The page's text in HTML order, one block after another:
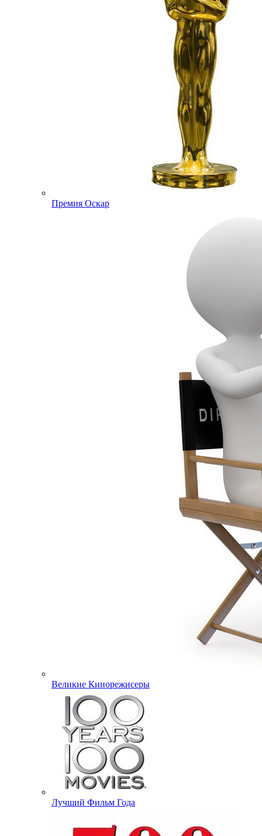
Премия Оскар
Великие Кинорежисеры
Лучший Фильм Года